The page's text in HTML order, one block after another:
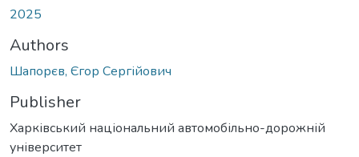
2025
Authors
Шапорєв, Єгор Сергійович
Publisher
Харківський національний автомобільно-дорожній
університет